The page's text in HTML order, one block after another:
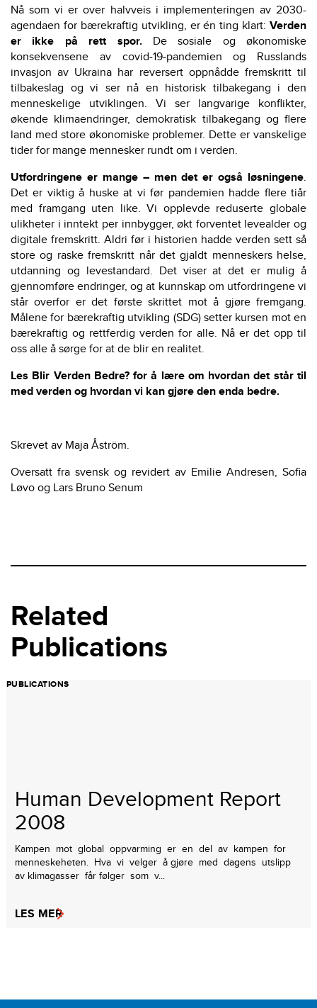
Nå som vi er over halvveis i implementeringen av 2030-
agendaen for bærekraftig utvikling, er én ting klart: Verden
er ikke på rett spor.De sosiale og økonomiske
konsekvensene av covid-19-pandemien og Russlands
invasjon av Ukraina har reversert oppnådde fremskritt til
tilbakeslag og vi ser nå en historisk tilbakegang i den
menneskelige utviklingen. Vi ser langvarige konflikter,
økende klimaendringer, demokratisk tilbakegang og flere
land med store økonomiske problemer. Dette er vanskelige
tider for mange mennesker rundt om i verden.
Utfordringene er mange – men det er også løsningene.
Det er viktig å huske at vi før pandemien hadde flere tiår
med framgang uten like. Vi opplevde reduserte globale
ulikheter i inntekt per innbygger, økt forventet levealder og
digitale fremskritt. Aldri før i historien hadde verden sett så
store og raske fremskritt når det gjaldt menneskers helse,
utdanning og levestandard. Det viser at det er mulig å
gjennomføre endringer, og at kunnskap om utfordringene vi
står overfor er det første skrittet mot å gjøre fremgang.
Målene for bærekraftig utvikling (SDG) setter kursen mot en
bærekraftig og rettferdig verden for alle. Nå er det opp til
oss alle å sørge for at de blir en realitet.
Les Blir Verden Bedre? for å lære om hvordan det står til
med verden og hvordan vi kan gjøre den enda bedre.
Skrevet av Maja Åström.
Oversatt fra svensk og revidert av Emilie Andresen, Sofia
Løvo og Lars Bruno Senum
Related
Publications
PUBLICATIONS
Human Development Report
2008
Kampen mot global oppvarming er en del av kampen for
menneskeheten. Hva vi velger å gjøre med dagens utslipp
av klimagasser får følger som v...
LES MER